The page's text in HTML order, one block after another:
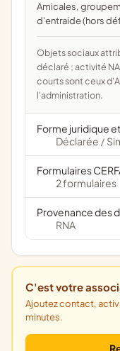
amicales, groupements affinitaires, groupements
d'entraide (hors
Objets sociaux attribués par l'administration d'après l'objet
déclaré ; activité
courts sont ceux
l'administration.
Forme juridique
Déclarée /
Formulaires
2 formulaires
Provenance des
RNA
C'est votre
Ajoutez contact, activités, photos et annonces. Gratuit, en 5
minutes.